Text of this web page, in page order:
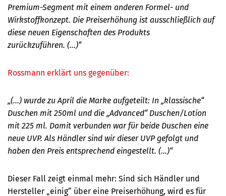
Premium-Segment mit einem anderen Formel- und
Wirkstoffkonzept. Die Preiserhöhung ist ausschließlich auf
diese neuen Eigenschaften des Produkts
zurückzuführen. (...)“
Rossmann erklärt uns gegenüber:
„(...) wurde zu April die Marke aufgeteilt: In „klassische“
Duschen mit 250ml und die „Advanced“ Duschen/Lotion
mit 225 ml. Damit verbunden war für beide Duschen eine
neue UVP. Als Händler sind wir dieser UVP gefolgt und
haben den Preis entsprechend eingestellt. (...)“
Dieser Fall zeigt einmal mehr: Sind sich Händler und
Hersteller „einig“ über eine Preiserhöhung, wird es für